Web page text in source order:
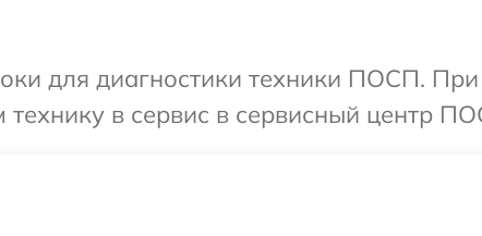
для диагностики техники ПОСП. При
в сервис в сервисный центр